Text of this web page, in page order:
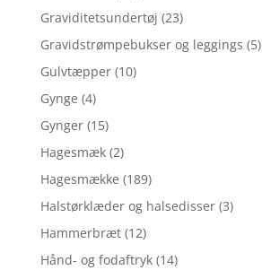
Graviditetsundertøj (23)
Gravidstrømpebukser og leggings (5)
Gulvtæpper (10)
Gynge (4)
Gynger (15)
Hagesmæk (2)
Hagesmække (189)
Halstørklæder og halsedisser (3)
Hammerbræt (12)
Hånd- og fodaftryk (14)